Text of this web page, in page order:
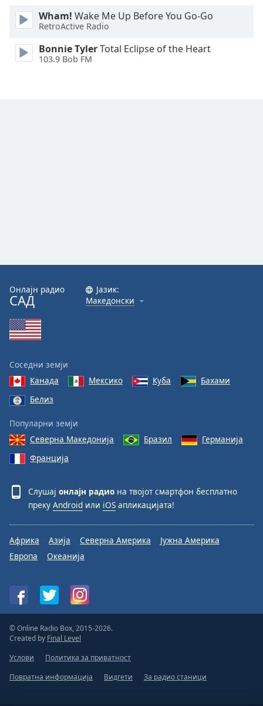
Wham! Wake Me Up Before You Go-Go
RetroActive Radio
Bonnie TylerTotal Eclipse of the Heart
103.9 Bob FM
Онлајн радио
САД
Јазик:
Македонски
Соседни земји
Канада
Мексико Куба
Бахами
Белиз
Популарни земји
Северна Македонија
Бразил
Германија
Франција
Слушај онлајн радио на твојот смартфон бесплатно
преку Android или iOS апликацијата!
Африка Азија Северна Америка
Јужна Америка
Европа
Океанија
© Online Radio Box, 2015-2026.
Created by Final Level
Услови
Политика за приватност
Повратна информација
Видгети За радио станици